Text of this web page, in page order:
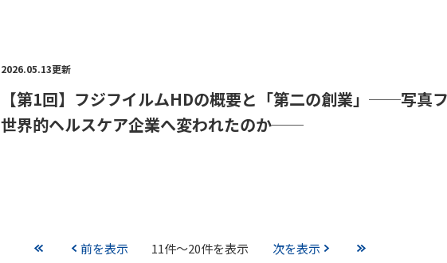
2026.05.13更新
【第1回】フジフイルムHDの概要と「第二の創業」──写真
世界的ヘルスケア企業へ変われたのか──
前を表示 11件～20件を表示 次を表示